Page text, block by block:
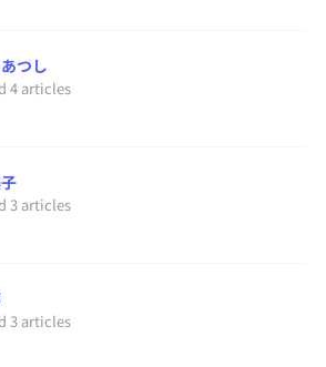
つし
4 articles
3 articles
3 articles